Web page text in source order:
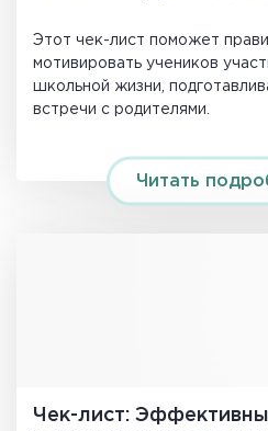
Этот чек-лист поможет
мотивировать учеников
школьной жизни,
встречи с родителями.
Читать
Чек-лист: